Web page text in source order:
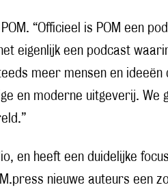
“Officieel is POM een
eigenlijk een podcast
meer mensen en
en moderne uitgeverij. We
en heeft een duidelijke
nieuwe auteurs een